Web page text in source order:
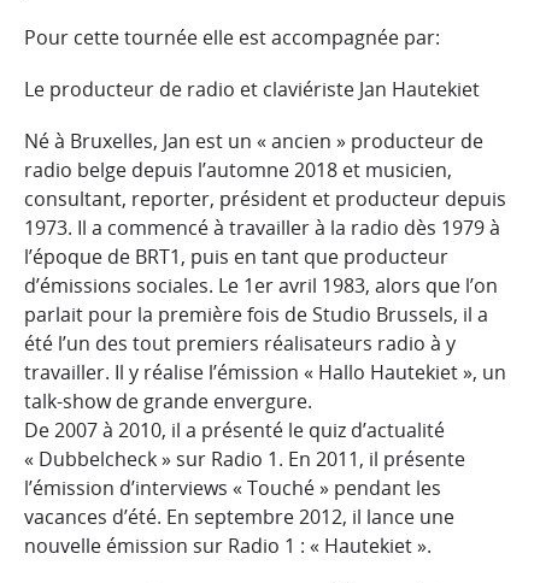
Pour cette tournée elle est accompagnée par:
Le producteur de radio et claviériste Jan Hautekiet
Né à Bruxelles, Jan est un « ancien » producteur de
radio belge depuis l’automne 2018 et musicien,
consultant, reporter, président et producteur depuis
1973. Il a commencé à travailler à la radio dès 1979 à
l’époque de BRT1, puis en tant que producteur
d’émissions sociales. Le 1er avril 1983, alors que l’on
parlait pour la première fois de Studio Brussels, il a
été l’un des tout premiers réalisateurs radio à y
travailler. Il y réalise l’émission « Hallo Hautekiet », un
talk-show de grande envergure.
De 2007 à 2010, il a présenté le quiz d’actualité
« Dubbelcheck » sur Radio 1. En 2011, il présente
l’émission d’interviews « Touché » pendant les
vacances d’été. En septembre 2012, il lance une
nouvelle émission sur Radio 1 : « Hautekiet ».